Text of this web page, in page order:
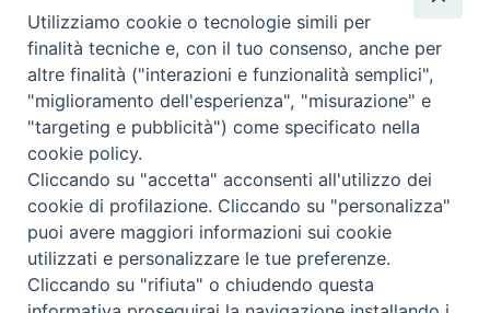
Complesso, Problematico
Tematica: Amore-Sentimenti, Carcere...
Contatti & Info
Utilizziamo cookie o tecnologie simili per
finalità tecniche e, con il tuo consenso, anche per
altre finalità ("interazioni e funzionalità semplici",
"miglioramento dell'esperienza", "misurazione" e
"targeting e pubblicità") come specificato nella
cookie policy.
Cliccando su "accetta" acconsenti all'utilizzo dei
cookie di profilazione. Cliccando su "personalizza"
puoi avere maggiori informazioni sui cookie
utilizzati e personalizzare le tue preferenze.
Cliccando su "rifiuta" o chiudendo questa